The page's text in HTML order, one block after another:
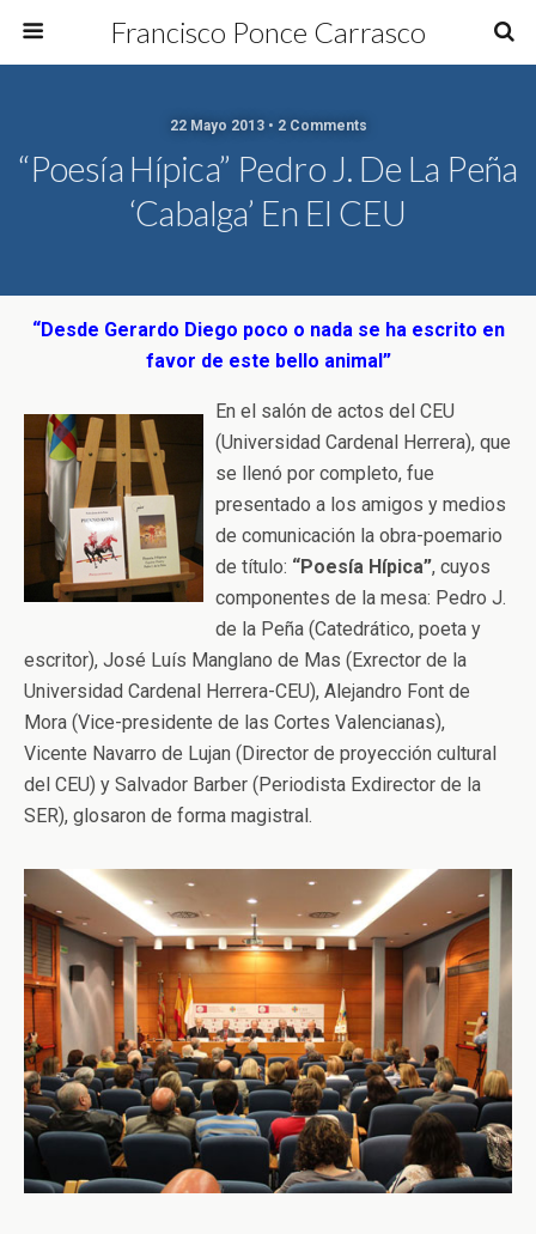
Francisco Ponce Carrasco
22 Mayo 2013 • 2 Comments
“Poesía Hípica” Pedro J. De La Peña
‘cabalga’ En El CEU
“Desde Gerardo Diego poco o nada se ha escrito en
favor de este bello animal”
En el salón de actos del CEU
(Universidad Cardenal Herrera), que
se llenó por completo, fue
presentado a los amigos y medios
de comunicación la obra-poemario
de título: “Poesía Hípica”, cuyos
componentes de la mesa: Pedro J.
de la Peña (Catedrático, poeta y
escritor), José Luís Manglano de Mas (Exrector de la
Universidad Cardenal Herrera-CEU), Alejandro Font de
Mora (Vice-presidente de las Cortes Valencianas),
Vicente Navarro de Lujan (Director de proyección cultural
del CEU) y Salvador Barber (Periodista Exdirector de la
SER), glosaron de forma magistral.